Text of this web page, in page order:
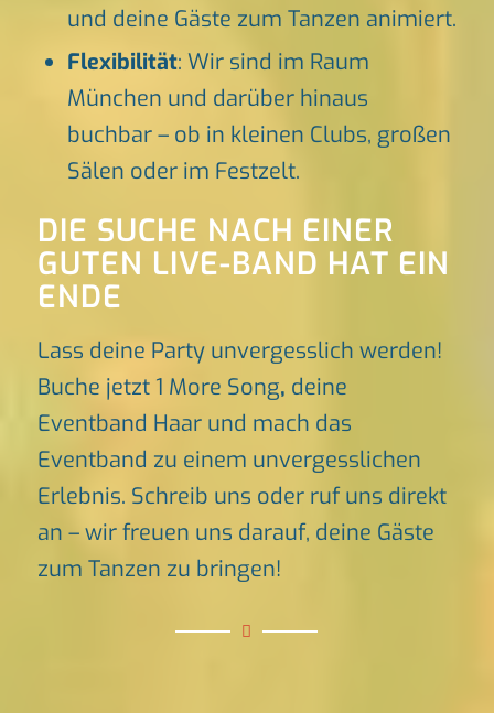
und deine Gäste zum Tanzen animiert.
Flexibilität: Wir sind im Raum
München und darüber hinaus
buchbar – ob in kleinen Clubs, großen
Sälen oder im Festzelt.
DIE SUCHE NACH EINER
GUTEN LIVE-BAND HAT EIN
ENDE
Lass deine Party unvergesslich werden!
Buche jetzt 1 More Song, deine
Eventband Haar und mach das
Eventband zu einem unvergesslichen
Erlebnis. Schreib uns oder ruf uns direkt
an – wir freuen uns darauf, deine Gäste
zum Tanzen zu bringen!